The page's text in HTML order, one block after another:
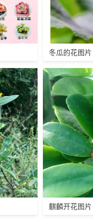
冬瓜的花图片
麒麟开花图片